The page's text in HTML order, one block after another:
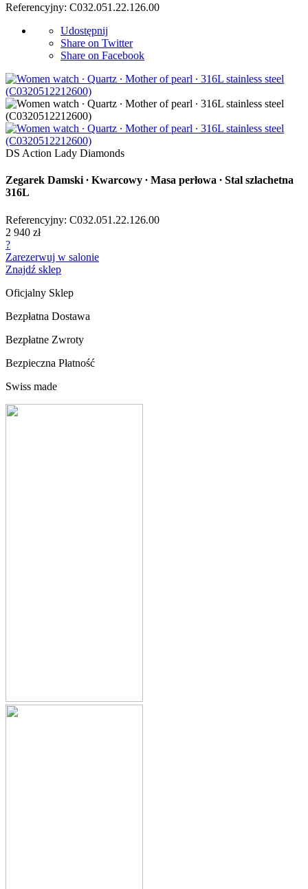
Referencyjny: C032.051.22.126.00
Udostępnij
Share on Twitter
Share on Facebook
DS Action Lady Diamonds
Zegarek Damski ∙ Kwarcowy ∙ Masa perłowa ∙ Stal szlachetna
316L
Referencyjny: C032.051.22.126.00
2 940 zł
?
Zarezerwuj w salonie
Znajdź sklep
Oficjalny Sklep
Bezpłatna Dostawa
Bezpłatne Zwroty
Bezpieczna Płatność
Swiss made